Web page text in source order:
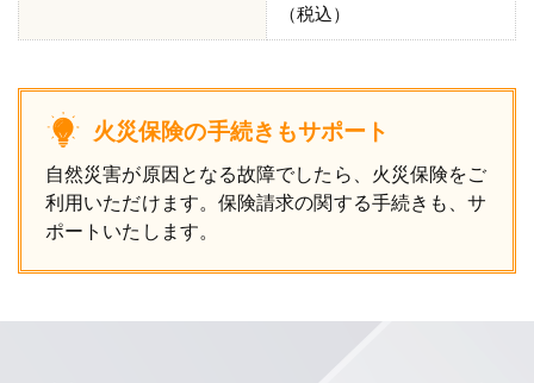
（税込）
火災保険の手続きもサポート
自然災害が原因となる故障でしたら、火災保険をご
利用いただけます。保険請求の関する手続きも、サ
ポートいたします。